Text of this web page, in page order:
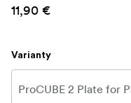
11,90 €
Varianty